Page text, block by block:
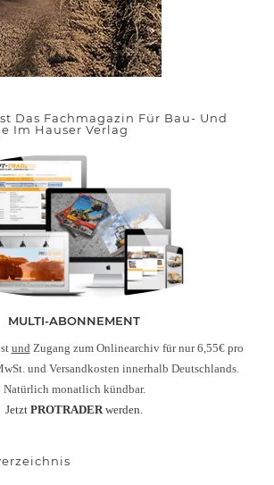
Das Fachmagazin Für Bau- Und
Im Hauser Verlag
MULTI-ABONNEMENT
und Zugang zum Onlinearchiv für nur 6,55€ pro
und Versandkosten innerhalb Deutschlands.
Natürlich monatlich kündbar.
Jetzt PROTRADER werden.